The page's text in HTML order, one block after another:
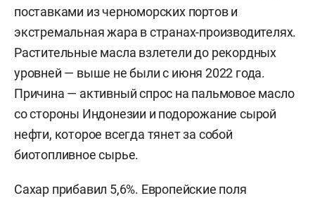
поставками из черноморских портов и
экстремальная жара в странах-производителях.
Растительные масла взлетели до рекордных
уровней — выше не были с июня 2022 года.
Причина — активный спрос на пальмовое масло
со стороны Индонезии и подорожание сырой
нефти, которое всегда тянет за собой
биотопливное сырье.
Сахар прибавил 5,6%. Европейские поля